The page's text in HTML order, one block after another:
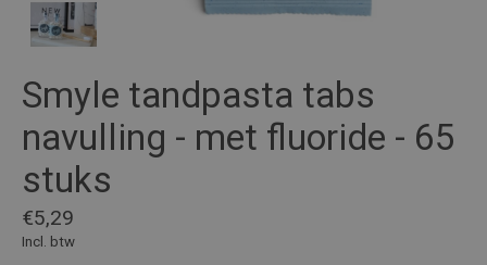
Smyle tandpasta tabs
navulling - met fluoride - 65
stuks
€5,29
Incl. btw